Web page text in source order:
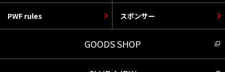
PWF rules スポンサー
GOODS SHOP